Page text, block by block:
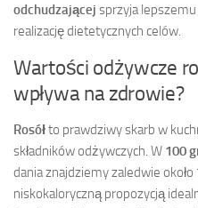
odchudzającej sprzyja lepszemu
realizację dietetycznych celów.
Wartości odżywcze
wpływa na zdrowie?
Rosółto prawdziwy skarb w
składników odżywczych. W 100
dania znajdziemy zaledwie około
niskokaloryczną propozycją